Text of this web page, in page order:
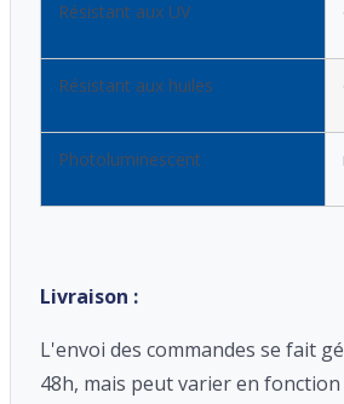
Résistant aux UV
Résistant aux huiles
Photoluminescent
Livraison :
L'envoi des commandes se fait
48h, mais peut varier en